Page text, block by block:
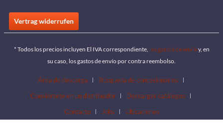
Vertrag widerrufen
* Todos los precios incluyen El IVA correspondiente, los gastos de envío y, en
su caso, los gastos de envío por contra reembolso.
Área de descarga
Búsqueda de concesionarios
Conviértete en un distribuidor
Descargar catálogos
Contacto
Jobs Ubicaciones